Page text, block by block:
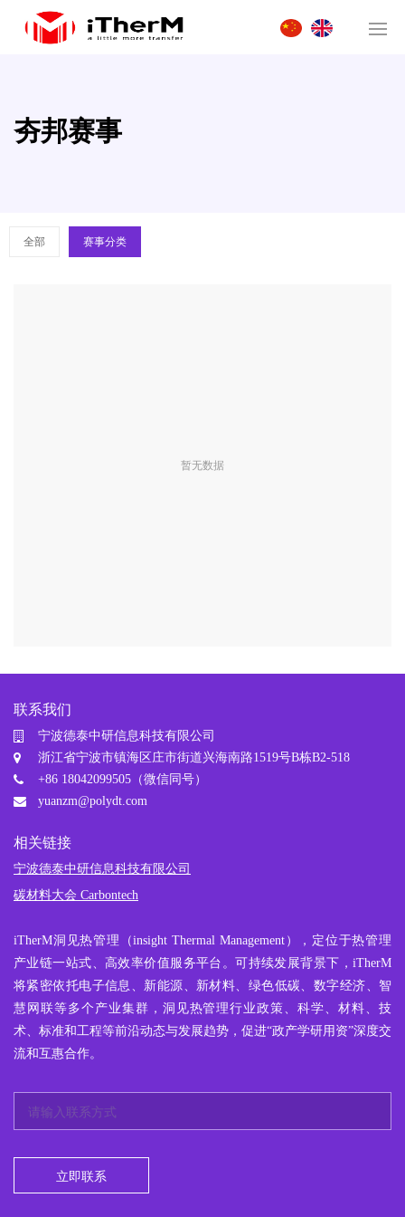
夯邦赛事
全部 赛事分类
暂无数据
联系我们
宁波德泰中研信息科技有限公司
浙江省宁波市镇海区庄市街道兴海南路1519号B栋B2-518
+86 18042099505（微信同号）
yuanzm@polydt.com
相关链接
宁波德泰中研信息科技有限公司
碳材料大会 Carbontech
iTherM洞见热管理
（insight Thermal Management），定位于热管理
产业链一站式、高效率价值服务平台。可持续发展背景下，iTherM
将紧密依托电子信息、新能源、新材料、绿色低碳、数字经济、智
慧网联等多个产业集群，洞见热管理行业政策、科学、材料、技
术、标准和工程等前沿动态与发展趋势，促进“政产学研用资”深度交
流和互惠合作。
立即联系